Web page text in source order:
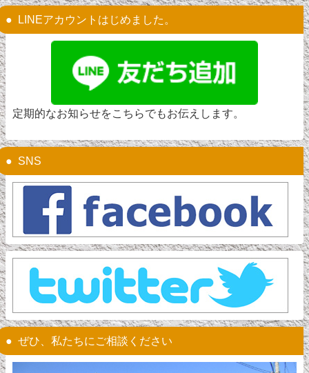
LINEアカウントはじめました。
定期的なお知らせをこちらでもお伝えします。
SNS
ぜひ、私たちにご相談ください